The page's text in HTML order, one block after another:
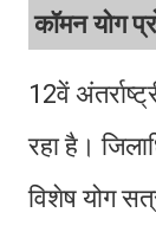
कॉमन योग
12वें
रहा है।
विशेष योग